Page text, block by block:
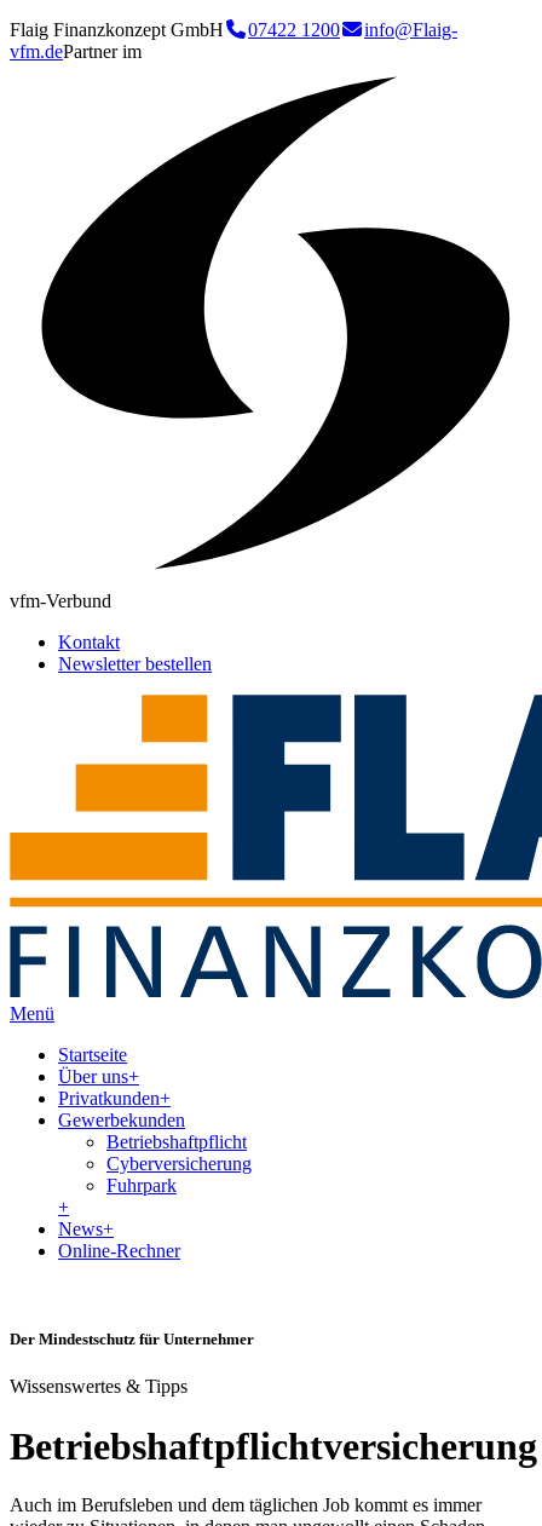
Flaig Finanzkonzept GmbH 07422 1200
info@Flaig-
vfm.dePartner im
vfm-Verbund
Kontakt
Newsletter bestellen
Menü
Startseite
Über uns+
Privatkunden+
Gewerbekunden
Betriebshaftpflicht
Cyberversicherung
Fuhrpark
+
News+
Online-Rechner
Der Mindestschutz für Unternehmer
Wissenswertes & Tipps
Betriebshaftpflichtversicherung
Auch im Berufsleben und dem täglichen Job kommt es immer